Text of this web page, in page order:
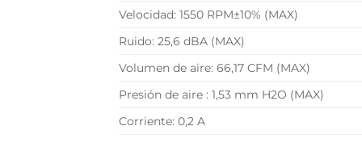
Velocidad: 1550 RPM±10% (MAX)
Ruido: 25,6 dBA (MAX)
Volumen de aire: 66,17 CFM (MAX)
Presión de aire : 1,53 mm H2O (MAX)
Corriente: 0,2 A